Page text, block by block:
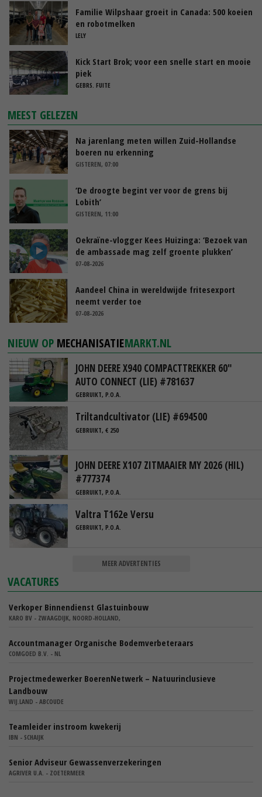
Familie Wilpshaar groeit in Canada: 500 koeien
en robotmelken
LELY
Kick Start Brok; voor een snelle start en mooie
piek
GEBRS. FUITE
MEEST GELEZEN
Na jarenlang meten willen Zuid-Hollandse
boeren nu erkenning
GISTEREN, 07:00
‘De droogte begint ver voor de grens bij
Lobith’
GISTEREN, 11:00
Oekraïne-vlogger Kees Huizinga: ‘Bezoek van
de ambassade mag zelf groente plukken’
07-08-2026
Aandeel China in wereldwijde fritesexport
neemt verder toe
07-08-2026
NIEUW OP MECHANISATIEMARKT.NL
JOHN DEERE X940 COMPACTTREKKER 60"
AUTO CONNECT (LIE) #781637
GEBRUIKT, P.O.A.
Triltandcultivator (LIE) #694500
GEBRUIKT, € 250
JOHN DEERE X107 ZITMAAIER MY 2026 (HIL)
#777374
GEBRUIKT, P.O.A.
Valtra T162e Versu
GEBRUIKT, P.O.A.
MEER ADVERTENTIES
VACATURES
Verkoper Binnendienst Glastuinbouw
KARO BV - ZWAAGDIJK, NOORD-HOLLAND,
Accountmanager Organische Bodemverbeteraars
COMGOED B.V. - NL
Projectmedewerker BoerenNetwerk – Natuurinclusieve
Landbouw
WIJ.LAND - ABCOUDE
Teamleider instroom kwekerij
IBN - SCHAIJK
Senior Adviseur Gewassenverzekeringen
AGRIVER U.A. - ZOETERMEER